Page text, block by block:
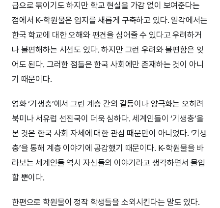
급으로 묶이기도 하지만 학교 현실을 가감 없이 보여준다는
점에서 K-학원물은 입지를 새롭게 구축하고 있다. 일각에서는
한국 학교에 대한 오해와 편견을 심어줄 수 있다고 우려하거
나 불편해하는 시선도 있다. 하지만 그런 우려와 불편함은 잊
어도 된다. 그러한 점들은 한국 사회에만 존재하는 것이 아니
기 때문이다.
영화 ‘기생충’에서 그린 계층 간의 갈등이나 양극화는 오히려
북미나 서유럽 선진국이 더욱 심하다. 세계인들이 ‘기생충’을
본 것은 한국 사회 자체에 대한 관심 때문만이 아니었다. ‘기생
충’을 통해 계층 이야기에 공감했기 때문이다. K-학원물을 바
라보는 세계인들 역시 자신들의 이야기라고 생각하면서 몰입
할 뿐이다.
한편으로 학원물이 정작 학생들을 소외시킨다는 말도 있다.